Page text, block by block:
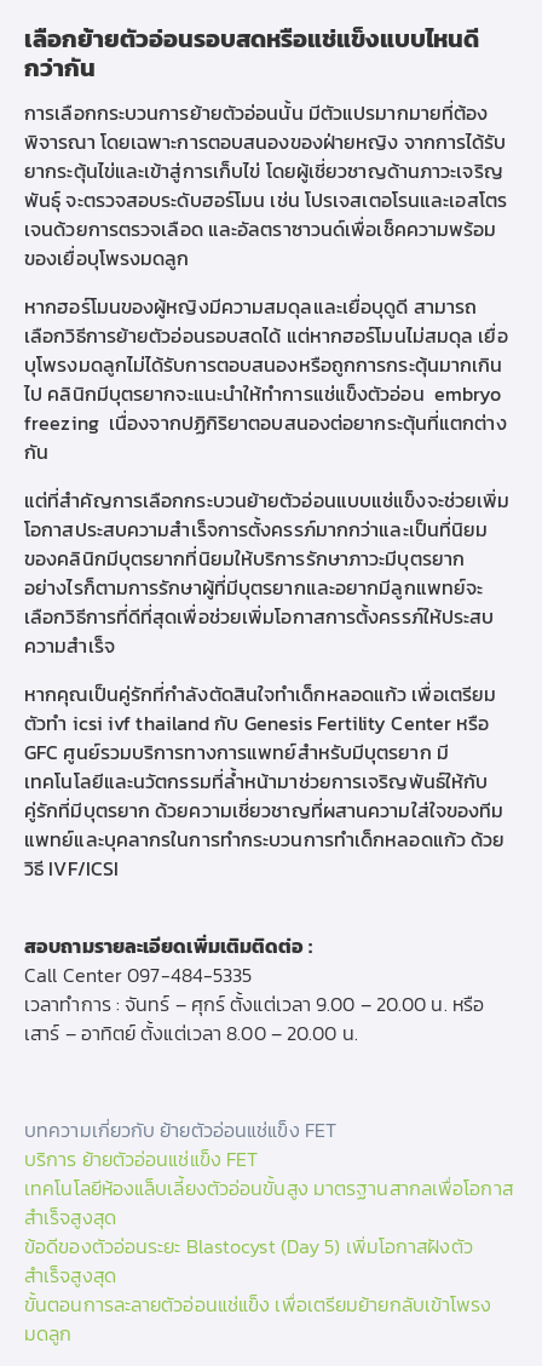
เลือกย้ายตัวอ่อนรอบสดหรือแช่แข็งแบบไหนดี
กว่ากัน
การเลือกกระบวนการย้ายตัวอ่อนนั้น มีตัวแปรมากมายที่ต้อง
พิจารณา โดยเฉพาะการตอบสนองของฝ่ายหญิง จากการได้รับ
ยากระตุ้นไข่และเข้าสู่การเก็บไข่ โดยผู้เชี่ยวชาญด้านภาวะเจริญ
พันธุ์ จะตรวจสอบระดับฮอร์โมน เช่น โปรเจสเตอโรนและเอสโตร
เจนด้วยการตรวจเลือด และอัลตราซาวนด์เพื่อเช็คความพร้อม
ของเยื่อบุโพรงมดลูก
หากฮอร์โมนของผู้หญิงมีความสมดุลและเยื่อบุดูดี สามารถ
เลือกวิธีการย้ายตัวอ่อนรอบสดได้ แต่หากฮอร์โมนไม่สมดุล เยื่อ
บุโพรงมดลูกไม่ได้รับการตอบสนองหรือถูกการกระตุ้นมากเกิน
ไป คลินิกมีบุตรยากจะแนะนำให้ทำการแช่แข็งตัวอ่อน embryo
freezing เนื่องจากปฏิกิริยาตอบสนองต่อยากระตุ้นที่แตกต่าง
กัน
แต่ที่สำคัญการเลือกกระบวนย้ายตัวอ่อนแบบแช่แข็งจะช่วยเพิ่ม
โอกาสประสบความสำเร็จการตั้งครรภ์มากกว่าและเป็นที่นิยม
ของคลินิกมีบุตรยากที่นิยมให้บริการรักษาภาวะมีบุตรยาก
อย่างไรก็ตามการรักษาผู้ที่มีบุตรยากและอยากมีลูกแพทย์จะ
เลือกวิธีการที่ดีที่สุดเพื่อช่วยเพิ่มโอกาสการตั้งครรภ์ให้ประสบ
ความสำเร็จ
หากคุณเป็นคู่รักที่กำลังตัดสินใจทำเด็กหลอดแก้ว เพื่อเตรียม
ตัวทํา icsi ivf thailandกับ Genesis Fertility Center หรือ
GFC ศูนย์รวมบริการทางการแพทย์สำหรับมีบุตรยาก มี
เทคโนโลยีและนวัตกรรมที่ล้ำหน้ามาช่วยการเจริญพันธ์ให้กับ
คู่รักที่มีบุตรยาก ด้วยความเชี่ยวชาญที่ผสานความใส่ใจของทีม
แพทย์และบุคลากรในการทำกระบวนการทำเด็กหลอดแก้ว ด้วย
วิธี IVF/ICSI
สอบถามรายละเอียดเพิ่มเติมติดต่อ :
Call Center097-484-5335
เวลาทำการ : จันทร์ – ศุกร์ ตั้งแต่เวลา 9.00 – 20.00 น. หรือ
เสาร์ – อาทิตย์ ตั้งแต่เวลา 8.00 – 20.00 น.
บทความเกี่ยวกับ ย้ายตัวอ่อนแช่แข็ง FET
บริการ ย้ายตัวอ่อนแช่แข็ง FET
เทคโนโลยีห้องแล็บเลี้ยงตัวอ่อนขั้นสูง มาตรฐานสากลเพื่อโอกาส
สำเร็จสูงสุด
ข้อดีของตัวอ่อนระยะ Blastocyst (Day 5) เพิ่มโอกาสฝังตัว
สำเร็จสูงสุด
ขั้นตอนการละลายตัวอ่อนแช่แข็ง เพื่อเตรียมย้ายกลับเข้าโพรง
มดลูก